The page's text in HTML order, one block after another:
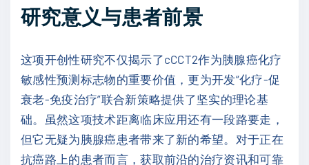
研究意义与患者前景
这项开创性研究不仅揭示了cCCT2作为胰腺癌化疗
敏感性预测标志物的重要价值，更为开发“化疗-促
衰老-免疫治疗”联合新策略提供了坚实的理论基
础。虽然这项技术距离临床应用还有一段路要走，
但它无疑为胰腺癌患者带来了新的希望。对于正在
抗癌路上的患者而言，获取前沿的治疗资讯和可靠